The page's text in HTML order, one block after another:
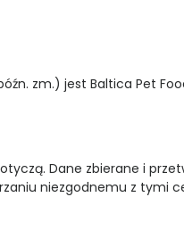
zm.) jest Baltica Pet
Dane zbierane i
niezgodnemu z tymi